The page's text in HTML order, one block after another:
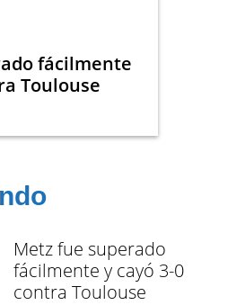
fácilmente
Toulouse
Metz fue superado
fácilmente y cayó 3-0
contra Toulouse